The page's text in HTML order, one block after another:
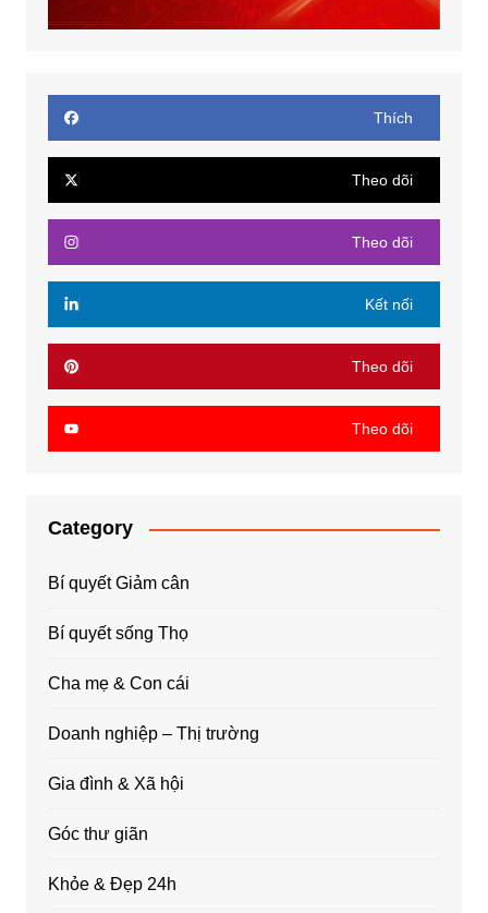
Thích
Theo dõi
Theo dõi
Kết nối
Theo dõi
Theo dõi
Category
Bí quyết Giảm cân
Bí quyết sống Thọ
Cha mẹ & Con cái
Doanh nghiệp – Thị trường
Gia đình & Xã hội
Góc thư giãn
Khỏe & Đẹp 24h